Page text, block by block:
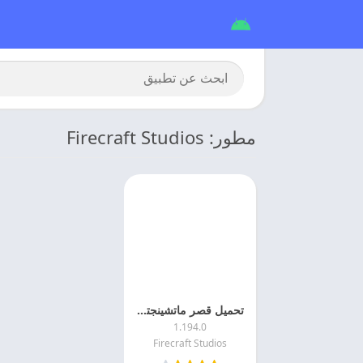
مطور: Firecraft Studios
تحميل قصر ماتشينجتون مهكره 2026 Matchington Mansion اخر اصدار
1.194.0
Firecraft Studios